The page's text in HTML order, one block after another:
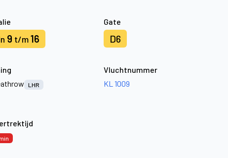
9 t/m16
Gate
D6
LHR
Vluchtnummer
KL 1009